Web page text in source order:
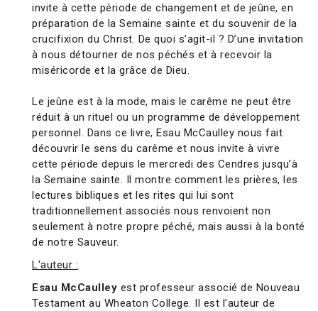
invite à cette période de changement et de jeûne, en
préparation de la Semaine sainte et du souvenir de la
crucifixion du Christ. De quoi s’agit-il ? D’une invitation
à nous détourner de nos péchés et à recevoir la
miséricorde et la grâce de Dieu.
Le jeûne est à la mode, mais le carême ne peut être
réduit à un rituel ou un programme de développement
personnel. Dans ce livre, Esau McCaulley nous fait
découvrir le sens du carême et nous invite à vivre
cette période depuis le mercredi des Cendres jusqu’à
la Semaine sainte. Il montre comment les prières, les
lectures bibliques et les rites qui lui sont
traditionnellement associés nous renvoient non
seulement à notre propre péché, mais aussi à la bonté
de notre Sauveur.
L'auteur :
Esau McCaulley est professeur associé de Nouveau
Testament au Wheaton College. Il est l’auteur de